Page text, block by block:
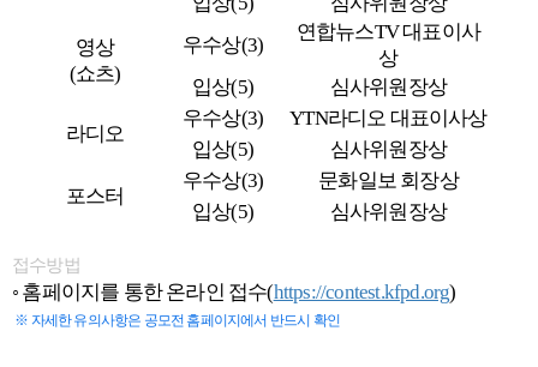
영상
(쇼츠)
우수상(3)
연합뉴스TV대표이사
상
입상(5) 심사위원장상
라디오
우수상(3) YTN라디오 대표이사상
입상(5) 심사위원장상
포스터
우수상(3)
문화일보 회장상
입상(5) 심사위원장상
접수방법
◦ 홈페이지를 통한 온라인 접수(https://contest.kfpd.org)
※ 자세한 유의사항은 공모전 홈페이지에서 반드시 확인